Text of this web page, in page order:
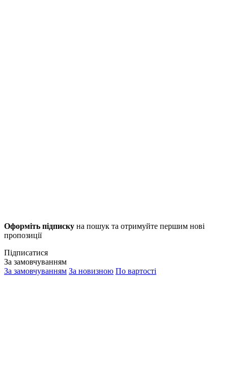
Оформіть підписку на пошук та отримуйте першим нові
пропозиції
Підписатися
За замовчуванням
За замовчуванням За новизною По вартості